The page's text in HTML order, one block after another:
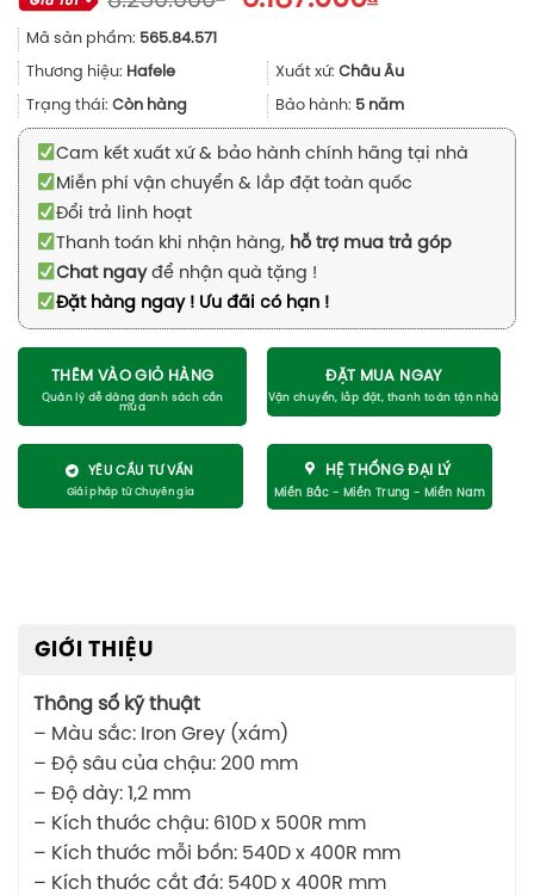
8.250.000₫.là:
6.187.000₫.
Mã sản phẩm: 565.84.571
Thương hiệu: Hafele Xuất xứ: Châu Âu
Trạng thái: Còn hàng Bảo hành: 5 năm
Cam kết xuất xứ & bảo hành chính hãng tại nhà
Miễn phí vận chuyển & lắp đặt toàn quốc
Đổi trả linh hoạt
Thanh toán khi nhận hàng, hỗ trợ mua trả góp
Chat ngayđể nhận quà tặng !
Đặt hàng ngay ! Ưu đãi có hạn !
THÊM VÀO GIỎ HÀNG ĐẶT MUA NGAY
YÊU CẦU TƯ VẤN HỆ THỐNG ĐẠI LÝ
GIỚI THIỆU
Thông số kỹ thuật
– Màu sắc: Iron Grey (xám)
– Độ sâu của chậu: 200 mm
– Độ dày: 1,2 mm
– Kích thước chậu: 610D x 500R mm
– Kích thước mỗi bồn: 540D x 400R mm
– Kích thước cắt đá: 540D x 400R mm